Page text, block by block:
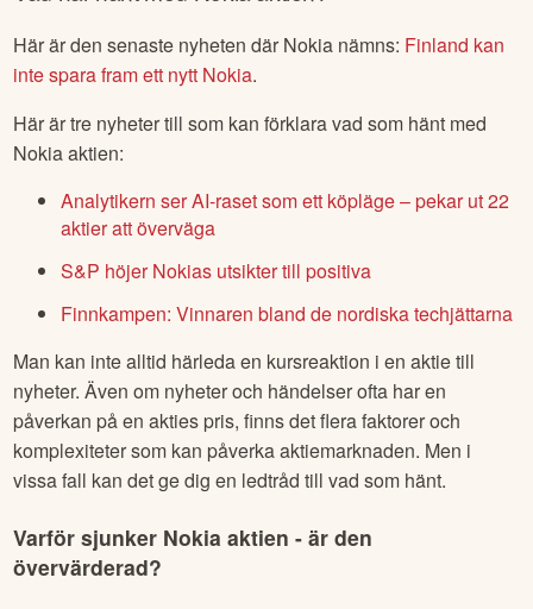
Här är den senaste nyheten där Nokia nämns: Finland kan
inte spara fram ett nytt Nokia.
Här är tre nyheter till som kan förklara vad som hänt med
Nokiaaktien:
Analytikern ser AI-raset som ett köpläge – pekar ut 22
aktier att överväga
S&P höjer Nokias utsikter till positiva
Finnkampen: Vinnaren bland de nordiska techjättarna
Man kan inte alltid härleda en kursreaktion i en aktie till
nyheter. Även om nyheter och händelser ofta har en
påverkan på en akties pris, finns det flera faktorer och
komplexiteter som kan påverka aktiemarknaden. Men i
vissa fall kan det ge dig en ledtråd till vad som hänt.
Varför sjunker Nokia aktien - är den
övervärderad?